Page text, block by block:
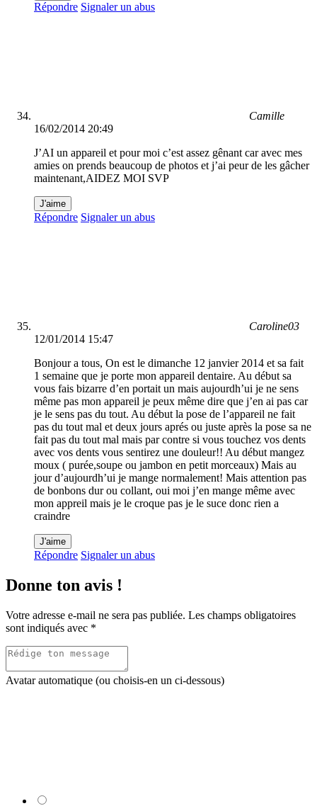
Répondre Signaler un abus
Camille
16/02/2014 20:49
J’AI un appareil et pour moi c’est assez gênant car avec mes
amies on prends beaucoup de photos et j’ai peur de les gâcher
maintenant,AIDEZ MOI SVP
J'aime
Répondre Signaler un abus
Caroline03
12/01/2014 15:47
Bonjour a tous, On est le dimanche 12 janvier 2014 et sa fait
1 semaine que je porte mon appareil dentaire. Au début sa
vous fais bizarre d’en portait un mais aujourdh’ui je ne sens
même pas mon appareil je peux même dire que j’en ai pas car
je le sens pas du tout. Au début la pose de l’appareil ne fait
pas du tout mal et deux jours aprés ou juste après la pose sa ne
fait pas du tout mal mais par contre si vous touchez vos dents
avec vos dents vous sentirez une douleur!! Au début mangez
moux ( purée,soupe ou jambon en petit morceaux) Mais au
jour d’aujourdh’ui je mange normalement! Mais attention pas
de bonbons dur ou collant, oui moi j’en mange même avec
mon appreil mais je le croque pas je le suce donc rien a
craindre
J'aime
Répondre Signaler un abus
Donne ton avis !
Votre adresse e-mail ne sera pas publiée. Les champs obligatoires
sont indiqués avec *
Avatar automatique (ou choisis-en un ci-dessous)